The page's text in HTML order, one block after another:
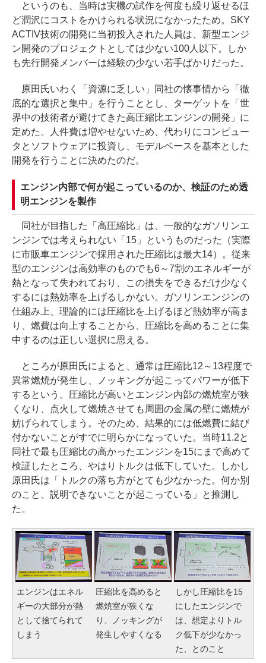
というのも、当時は実機の試作を何度も繰り返せるほ
ど潤沢にコストをかけられる状況になかったため。SKY
ACTIV技術の開発に当初投入された人員は、新型エンジ
ン開発のプロジェクトとしては少ない100人以下。しか
も先行開発メンバーは経験の少ない若手ばかりだった。
原田氏いわく「資源に乏しい」同社の懐事情から「徹
底的な選択と集中」を行うこととし、ターゲットを「世
界中の技術者が避けてきた高圧縮比エンジンの開発」に
定めた。人件費は増やせないため、代わりにコンピュー
タとソフトウェアに投資し、モデルベースを基本とした
開発を行うことに決めたのだ。
エンジン内部で何が起こっているのか、検証のため透
明エンジンを製作
同社が目指した「高圧縮比」は、一般的なガソリンエ
ンジンでは考えられない「15」というものだった（実際
に市販車エンジンで採用された圧縮比は最大14）。従来
型のエンジンは高効率のものでも6～7割のエネルギーが
熱となって失われており、この損失をできるだけ少なく
するには熱効率を上げるしかない。ガソリンエンジンの
仕組み上、理論的には圧縮比を上げるほど熱効率が高ま
り、燃費は向上することから、圧縮比を高めることに集
中するのは正しい選択に思える。
ところが原田氏によると、通常は圧縮比12～13程度で
異常燃焼が発生し、ノッキングが起こってパワーが低下
するという。圧縮比が高いとエンジン内部の燃焼室が狭
くなり、点火して燃焼させても周囲の金属の壁に燃焼が
妨げられてしまう。そのため、結果的には低燃費に結び
付かないことがすでに明らかになっていた。当時11.2と
同社で最も圧縮比の高かったエンジンを15にまで高めて
検証したところ、やはりトルクは低下していた。しかし
原田氏は「トルクの落ち方がとても少なかった。何か別
のこと、説明できないことが起こっている」と推測し
た。
エンジンはエネル
ギーの大部分が熱
として捨てられて
しまう
圧縮比を高めると
燃焼室が狭くな
り、ノッキングが
発生しやすくなる
しかし圧縮比を15
にしたエンジンで
は、想定よりトル
ク低下が少なかっ
た、とのこと